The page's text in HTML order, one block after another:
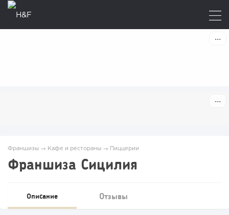
Франшизы → Кафе и рестораны → Пиццерии
Франшиза Сицилия
Описание Отзывы